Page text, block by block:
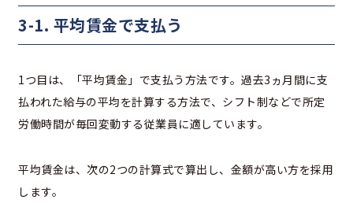
3-1. 平均賃金で支払う
1つ目は、「平均賃金」で支払う方法です。過去3ヵ月間に支
払われた給与の平均を計算する方法で、シフト制などで所定
労働時間が毎回変動する従業員に適しています。
平均賃金は、次の2つの計算式で算出し、金額が高い方を採用
します。